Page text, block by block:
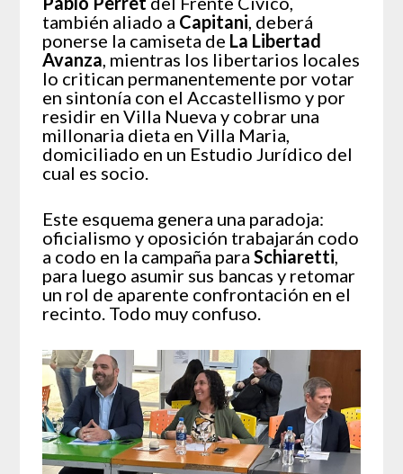
también aliado a Capitani, deberá
ponerse la camiseta de La Libertad
Avanza, mientras los libertarios locales
lo critican permanentemente por votar
en sintonía con el Accastellismo y por
residir en Villa Nueva y cobrar una
millonaria dieta en Villa Maria,
domiciliado en un Estudio Jurídico del
cual es socio.
Este esquema genera una paradoja:
oficialismo y oposición trabajarán codo
a codo en la campaña paraSchiaretti,
para luego asumir sus bancas y retomar
un rol de aparente confrontación en el
recinto. Todo muy confuso.